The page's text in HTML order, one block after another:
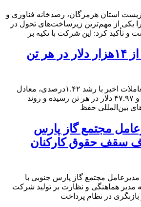
استان هرمزگان، رصدخانه فناوری و
یکی از مهم‌ترین زیرساخت‌های تحول در
و تأکید کرد: این شرکت با تکیه بر
قیمت فلز سرخ از ۱۴هزار دلار در هر تن
قیمت جهانی مس در معاملات اخیر با رشد ۱.۴۲درصدی، معادل
۱۹۷.۱۹ دلار، به ۱۴هزار و ۴۷.۹۷ دلار در هر تن رسیده و روند
بین‌المللی حفظ
مجتمع گاز پارس
سقف حقوق کارکنان
مجتمع گاز پارس جنوبی با
مدیر هماهنگی و نظارت بر تولید شرکت
بازنگری در نظام پرداخت